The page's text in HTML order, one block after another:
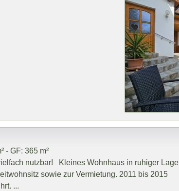
- GF: 365 m²
nutzbar! Kleines Wohnhaus in ruhiger Lage
sowie zur Vermietung. 2011 bis 2015
...